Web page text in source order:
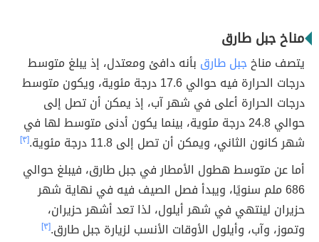
مناخ جبل طارق
يتصف مناخجبل طارق بأنه دافئ ومعتدل، إذ يبلغ متوسط
درجات الحرارة فيه حوالي 17.6 درجة مئوية، ويكون متوسط
درجات الحرارة أعلى في شهر آب، إذ يمكن أن تصل إلى
حوالي 24.8 درجة مئوية، بينما يكون أدنى متوسط لها في
شهر كانون الثاني، ويمكن أن تصل إلى 11.8 درجة مئوية.
[٣]
أما عن متوسط هطول الأمطار في جبل طارق، فيبلغ حوالي
686 ملم سنويًا، ويبدأ فصل الصيف فيه في نهاية شهر
حزيران لينتهي في شهر أيلول، لذا تعد أشهر حزيران،
وتموز، وآب، وأيلول الأوقات الأنسب لزيارة جبل طارق.[٣]